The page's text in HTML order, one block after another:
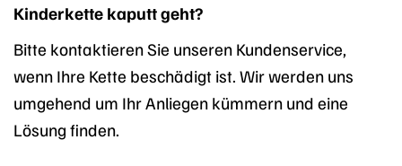
Kinderkette kaputt geht?
Bitte kontaktieren Sie unseren Kundenservice,
wenn Ihre Kette beschädigt ist. Wir werden uns
umgehend um Ihr Anliegen kümmern und eine
Lösung finden.